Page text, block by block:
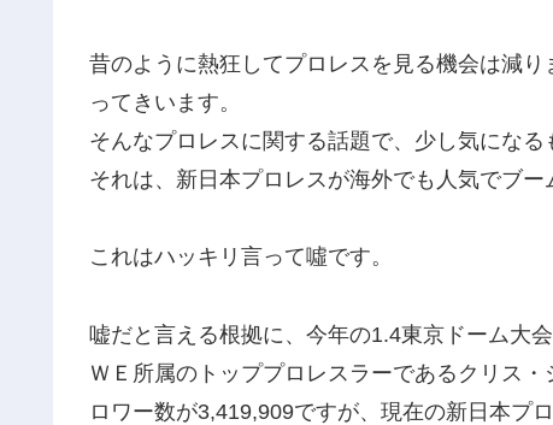
昔のように熱狂してプロレスを見る機会は減
ってきいます。
そんなプロレスに関する話題で、少し気になる
それは、新日本プロレスが海外でも人気でブ
これはハッキリ言って噓です。
嘘だと言える根拠に、今年の1.4東京ドーム大
ＷＥ所属のトッププロレスラーであるクリス
ロワー数が3,419,909ですが、現在の新日本プ